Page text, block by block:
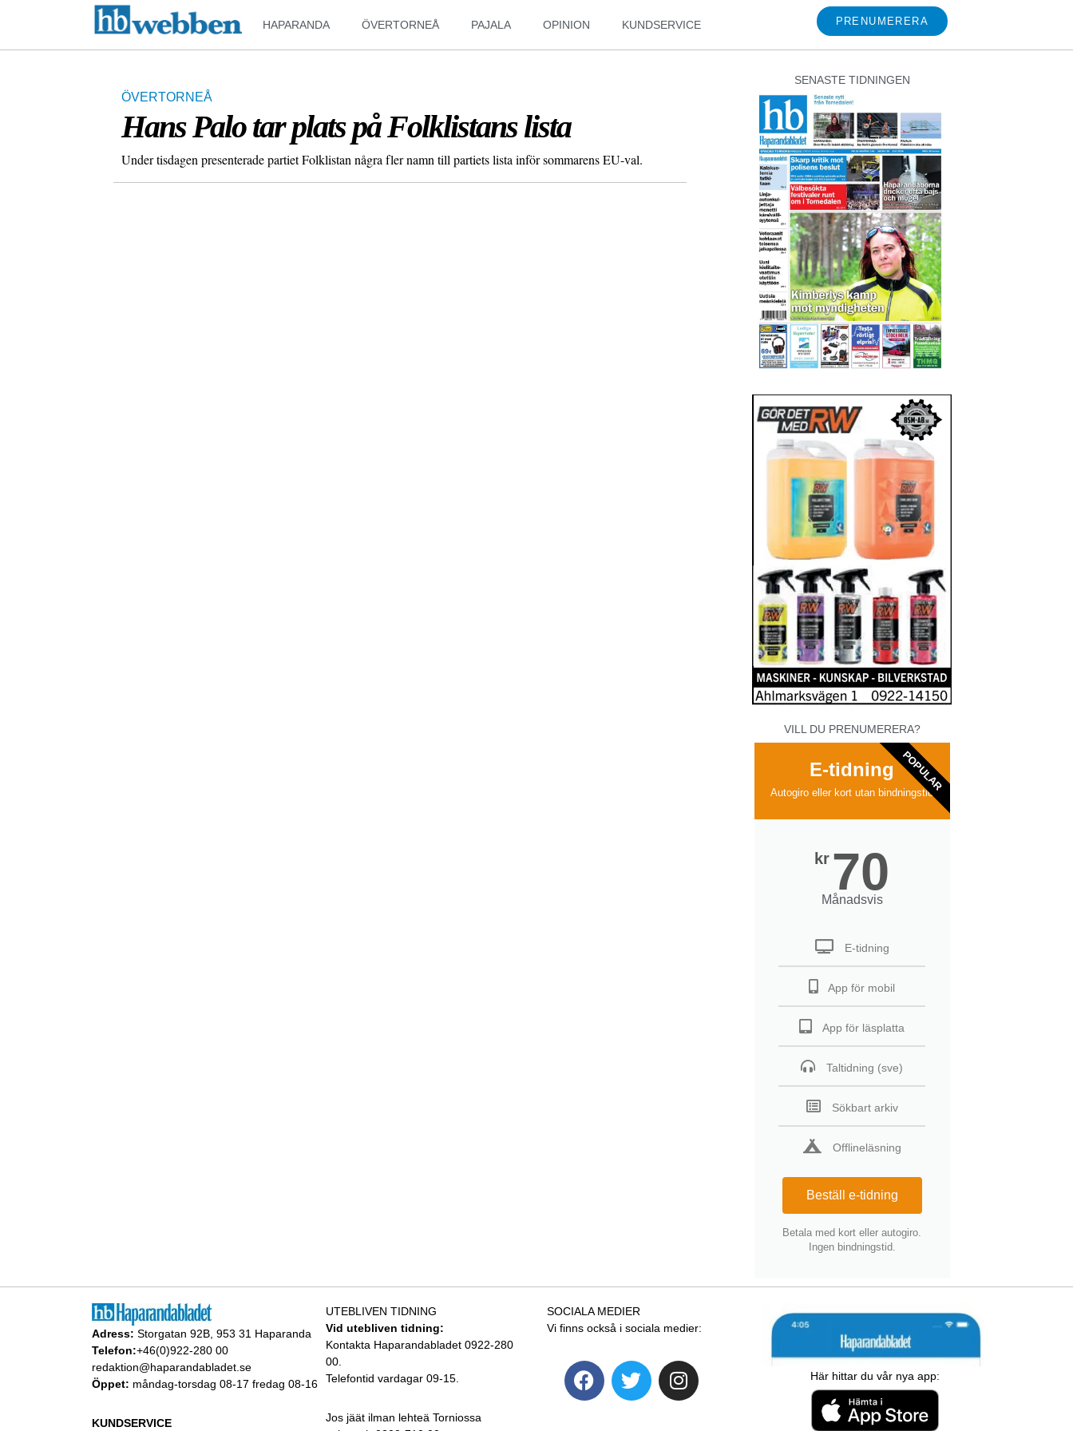
HAPARANDA ÖVERTORNEÅ PAJALA OPINION KUNDSERVICE PRENUMERERA
ÖVERTORNEÅ
Hans Palo tar plats på Folklistans lista
Under tisdagen presenterade partiet Folklistan några fler namn till partiets lista inför sommarens EU-val.
SENASTE TIDNINGEN
VILL DU PRENUMERERA?
E-tidning
Autogiro eller kort utan bindningstid
kr 70
Månadsvis
E-tidning
App för mobil
App för läsplatta
Taltidning (sve)
Sökbart arkiv
Offlineläsning
Beställ e-tidning
Betala med kort eller autogiro.
Ingen bindningstid.
POPULAR
Adress: Storgatan 92B, 953 31 Haparanda
Telefon:+46(0)922-280 00
redaktion@haparandabladet.se
Öppet: måndag-torsdag 08-17 fredag 08-16
KUNDSERVICE
UTEBLIVEN TIDNING
Vid utebliven tidning:
Kontakta Haparandabladet 0922-280
00.
Telefontid vardagar 09-15.
Jos jäät ilman lehteä Torniossa
SOCIALA MEDIER
Vi finns också i sociala medier:
Här hittar du vår nya app: